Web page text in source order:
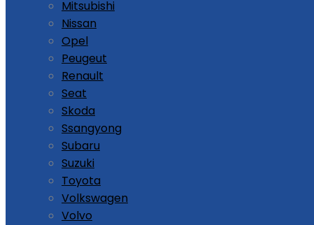
Mitsubishi
Nissan
Opel
Peugeut
Renault
Seat
Skoda
Ssangyong
Subaru
Suzuki
Toyota
Volkswagen
Volvo